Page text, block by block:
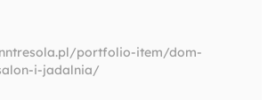
portfolio-item/dom-
i-jadalnia/